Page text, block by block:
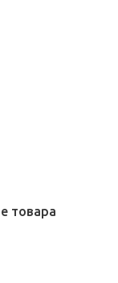
товара